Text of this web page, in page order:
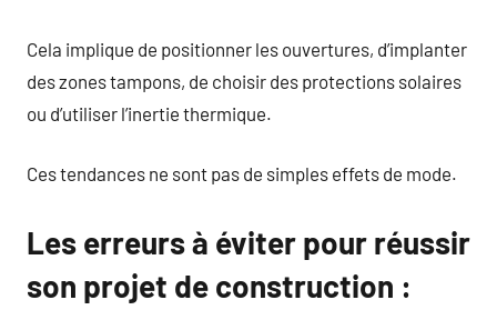
Cela implique de positionner les ouvertures, d’implanter
des zones tampons, de choisir des protections solaires
ou d’utiliser l’inertie thermique.
Ces tendances ne sont pas de simples effets de mode.
Les erreurs à éviter pour réussir
son projet de construction :